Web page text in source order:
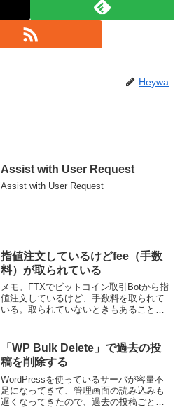
Heywa
Assist with User Request
Assist with User Request
指値注文しているけどfee（手数
料）が取られている
メモ。FTXでビットコイン取引Botから指
値注文しているけど、手数料を取られて
いる。取られていないときもあることを
「WP Bulk Delete」で過去の投
稿を削除する
WordPressを使っているサーバが容量不
足になってきて、管理画面の読み込みも
遅くなってきたので、過去の投稿ごと削